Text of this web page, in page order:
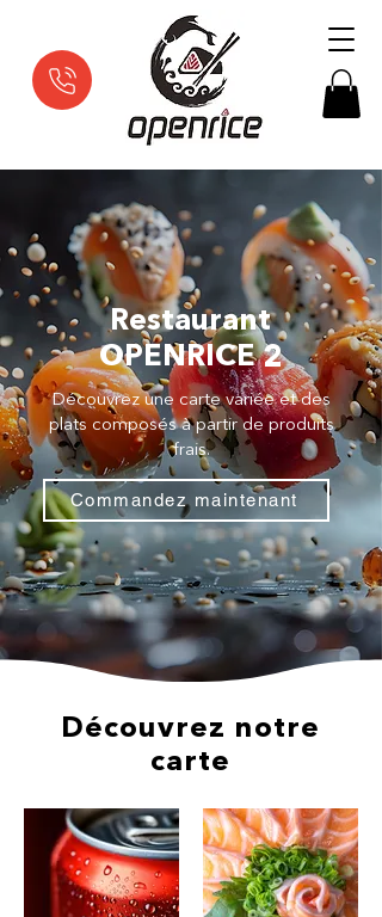
Restaurant
OPENRICE 2
Découvrez une carte variée et des
plats composés à partir de produits
frais.
Commandez maintenant
Découvrez notre
carte